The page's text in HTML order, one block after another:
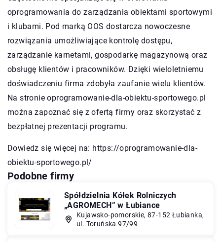
oprogramowania do zarządzania obiektami sportowymi
i klubami. Pod marką OOS dostarcza nowoczesne
rozwiązania umożliwiające kontrolę dostępu,
zarządzanie karnetami, gospodarkę magazynową oraz
obsługę klientów i pracowników. Dzięki wieloletniemu
doświadczeniu firma zdobyła zaufanie wielu klientów.
Na stronie oprogramowanie-dla-obiektu-sportowego.pl
można zapoznać się z ofertą firmy oraz skorzystać z
bezpłatnej prezentacji programu.
Dowiedz się więcej na: https://oprogramowanie-dla-
obiektu-sportowego.pl/
Podobne firmy
Spółdzielnia Kółek Rolniczych
„AGROMECH” w Łubiance
Kujawsko-pomorskie, 87-152 Łubianka,
ul. Toruńska 97/99